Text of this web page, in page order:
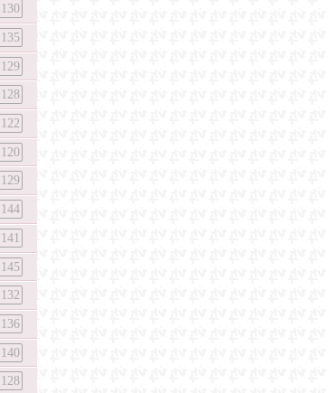
130
135
129
128
122
120
129
144
141
145
132
136
140
128